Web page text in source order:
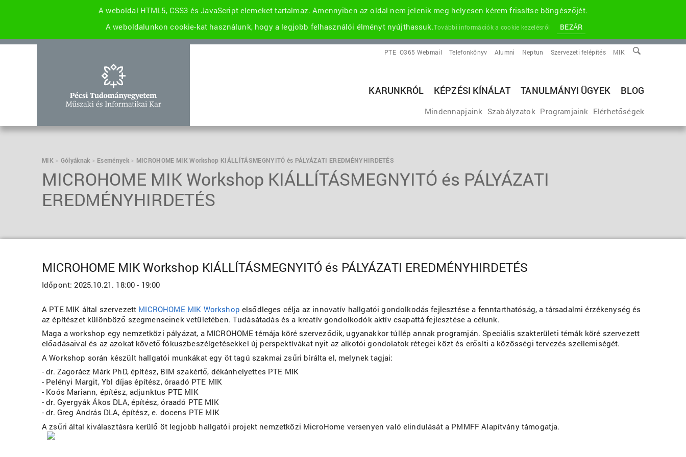
A weboldal HTML5, CSS3 és JavaScript elemeket tartalmaz. Amennyiben az oldal nem jelenik meg helyesen kérem frissítse böngészőjét.
A weboldalunkon cookie-kat használunk, hogy a legjobb felhasználói élményt nyújthassuk.További információk a cookie kezelésről BEZÁR
MIK
Szervezeti felépítés
Neptun
Alumni
Telefonkönyv
O365 Webmail
PTE
KARUNKRÓL KÉPZÉSI KÍNÁLAT TANULMÁNYI ÜGYEK BLOG
Mindennapjaink Szabályzatok Programjaink Elérhetőségek
MIK Gólyáknak Események MICROHOME MIK Workshop KIÁLLÍTÁSMEGNYITÓ és PÁLYÁZATI EREDMÉNYHIRDETÉS
MICROHOME MIK Workshop KIÁLLÍTÁSMEGNYITÓ és PÁLYÁZATI
EREDMÉNYHIRDETÉS
MICROHOME MIK Workshop KIÁLLÍTÁSMEGNYITÓ és PÁLYÁZATI EREDMÉNYHIRDETÉS
Időpont:2025.10.21. 18:00 - 19:00
A PTE MIK által szervezett MICROHOME MIK Workshop elsődleges célja az innovatív hallgatói gondolkodás fejlesztése a fenntarthatóság, a társadalmi érzékenység és
az építészet különböző szegmenseinek vetületében. Tudásátadás és a kreatív gondolkodók aktív csapattá fejlesztése a célunk.
Maga a workshop egy nemzetközi pályázat, a MICROHOME témája köré szerveződik, ugyanakkor túllép annak programján. Speciális szakterületi témák köré szervezett
előadásaival és az azokat követő fókuszbeszélgetésekkel új perspektívákat nyit az alkotói gondolatok rétegei közt és erősíti a közösségi tervezés szellemiségét.
A Workshop során készült hallgatói munkákat egy öt tagú szakmai zsűri bírálta el, melynek tagjai:
- dr. Zagorácz Márk PhD, építész, BIM szakértő, dékánhelyettes PTE MIK
- Pelényi Margit, Ybl díjas építész, óraadó PTE MIK
- Koós Mariann, építész, adjunktus PTE MIK
- dr. Gyergyák Ákos DLA, építész, óraadó PTE MIK
- dr. Greg András DLA, építész, e. docens PTE MIK
A zsűri által kiválasztásra kerülő öt legjobb hallgatói projekt nemzetközi MicroHome versenyen való elindulását a PMMFF Alapítvány támogatja.